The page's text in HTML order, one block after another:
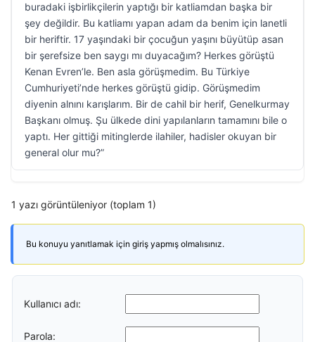
buradaki işbirlikçilerin yaptığı bir katliamdan başka bir
şey değildir. Bu katliamı yapan adam da benim için lanetli
bir heriftir. 17 yaşındaki bir çocuğun yaşını büyütüp asan
bir şerefsize ben saygı mı duyacağım? Herkes görüştü
Kenan Evren’le. Ben asla görüşmedim. Bu Türkiye
Cumhuriyeti’nde herkes görüştü gidip. Görüşmedim
diyenin alnını karışlarım. Bir de cahil bir herif, Genelkurmay
Başkanı olmuş. Şu ülkede dini yapılanların tamamını bile o
yaptı. Her gittiği mitinglerde ilahiler, hadisler okuyan bir
general olur mu?”
1 yazı görüntüleniyor (toplam 1)
Bu konuyu yanıtlamak için giriş yapmış olmalısınız.
Kullanıcı adı:
Parola: